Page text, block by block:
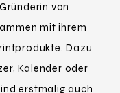
von
mit ihrem
Dazu
Kalender oder
erstmalig auch